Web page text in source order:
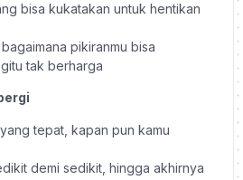
bisa kukatakan untuk hentikan
pikiranmu bisa
tak berharga
tepat, kapan pun kamu
demi sedikit, hingga akhirnya